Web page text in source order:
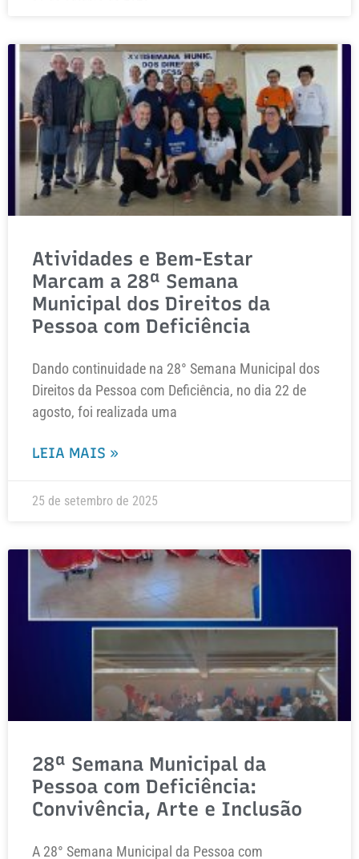
Atividades e Bem-Estar
Marcam a 28ª Semana
Municipal dos Direitos da
Pessoa com Deficiência
Dando continuidade na 28° Semana Municipal dos
Direitos da Pessoa com Deficiência, no dia 22 de
agosto, foi realizada uma
LEIA MAIS »
25 de setembro de 2025
28ª Semana Municipal da
Pessoa com Deficiência:
Convivência, Arte e Inclusão
A 28° Semana Municipal da Pessoa com